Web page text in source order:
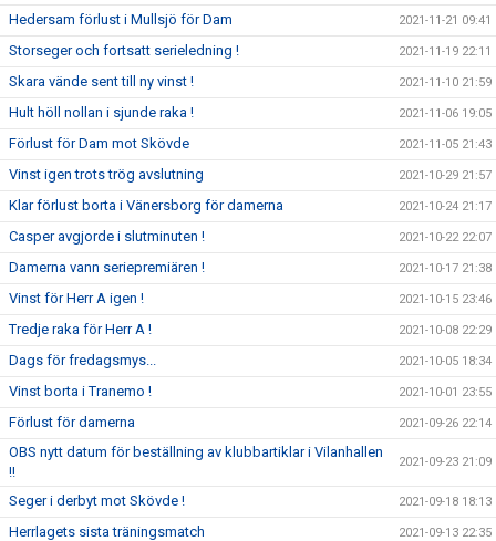
Hedersam förlust i Mullsjö för Dam 2021-11-21 09:41
Storseger och fortsatt serieledning ! 2021-11-19 22:11
Skara vände sent till ny vinst ! 2021-11-10 21:59
Hult höll nollan i sjunde raka ! 2021-11-06 19:05
Förlust för Dam mot Skövde 2021-11-05 21:43
Vinst igen trots trög avslutning 2021-10-29 21:57
Klar förlust borta i Vänersborg för damerna 2021-10-24 21:17
Casper avgjorde i slutminuten ! 2021-10-22 22:07
Damerna vann seriepremiären ! 2021-10-17 21:38
Vinst för Herr A igen ! 2021-10-15 23:46
Tredje raka för Herr A ! 2021-10-08 22:29
Dags för fredagsmys... 2021-10-05 18:34
Vinst borta i Tranemo ! 2021-10-01 23:55
Förlust för damerna 2021-09-26 22:14
OBS nytt datum för beställning av klubbartiklar i Vilanhallen
!!
2021-09-23 21:09
Seger i derbyt mot Skövde ! 2021-09-18 18:13
Herrlagets sista träningsmatch 2021-09-13 22:35